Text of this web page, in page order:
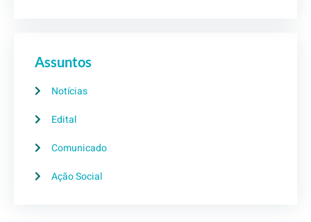
Assuntos
Notícias
Edital
Comunicado
Ação Social